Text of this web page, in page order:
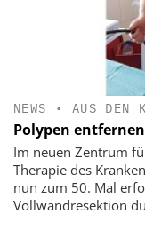
NEWS • AUS DEN
Polypen
Im neuen Zentrum
Therapie des
nun zum 50. Mal
Vollwandresektion